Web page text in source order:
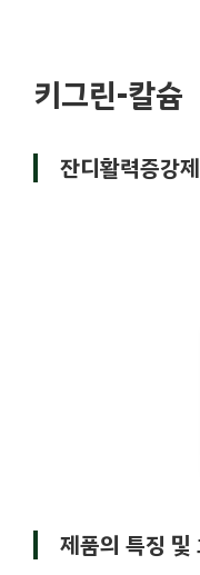
키그린-칼슘
잔디활력증강제
제품의 특징 및